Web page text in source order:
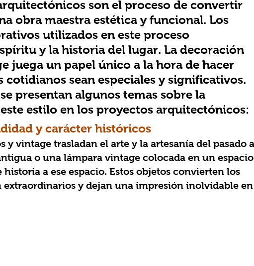
son el proceso de convertir
obra maestra estética y funcional. Los
utilizados en este proceso
y la historia del lugar. La decoración
juega un papel único a la hora de hacer
cotidianos sean especiales y significativos.
presentan algunos temas sobre la
estilo en los proyectos arquitectónicos:
y carácter históricos
o una lámpara vintage colocada en un espacio
a ese espacio. Estos objetos convierten los
extraordinarios y dejan una impresión inolvidable en